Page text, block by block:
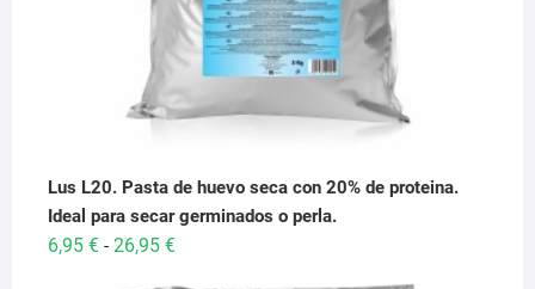
Lus L20. Pasta de huevo seca con 20% de proteina.
Ideal para secar germinados o perla.
6,95 € - 26,95 €Rango